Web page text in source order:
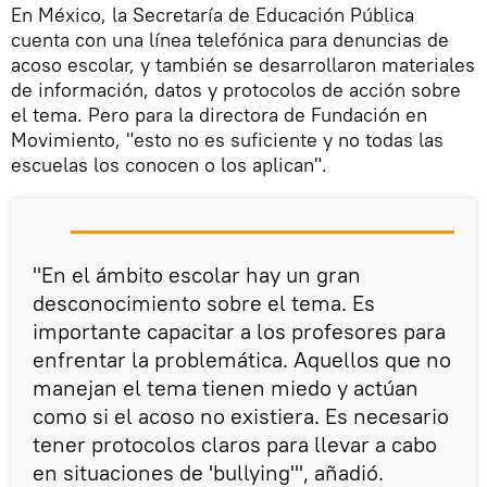
En México, la Secretaría de Educación Pública
cuenta con una línea telefónica para denuncias de
acoso escolar, y también se desarrollaron materiales
de información, datos y protocolos de acción sobre
el tema. Pero para la directora de Fundación en
Movimiento, "esto no es suficiente y no todas las
escuelas los conocen o los aplican".
"En el ámbito escolar hay un gran
desconocimiento sobre el tema. Es
importante capacitar a los profesores para
enfrentar la problemática. Aquellos que no
manejan el tema tienen miedo y actúan
como si el acoso no existiera. Es necesario
tener protocolos claros para llevar a cabo
en situaciones de 'bullying'", añadió.